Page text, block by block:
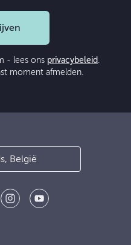
- lees ons privacybeleid .
moment afmelden.
Nederlands, België